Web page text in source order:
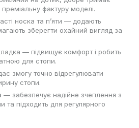
фактуру моделі.
носка та п’яти — додають
зберегти охайний вигляд за
— підвищує комфорт і робить
для стопи.
змогу точно відрегулювати
стопи.
— забезпечує надійне зчеплення з
та підходить для регулярного